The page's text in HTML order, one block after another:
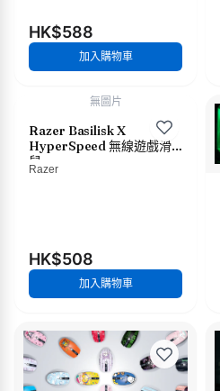
HK$588
加入購物車
無圖片
Razer Basilisk X
HyperSpeed 無線遊戲滑
鼠
Razer
HK$508
加入購物車